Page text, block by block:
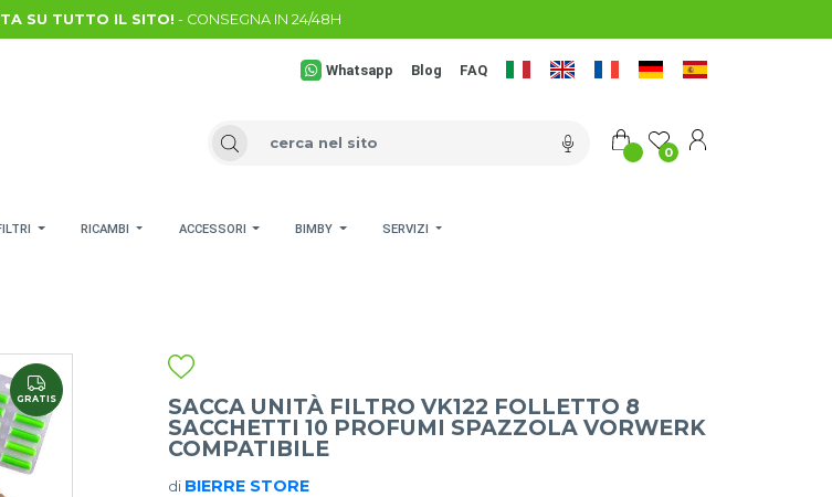
SU TUTTO IL SITO! - CONSEGNA IN 24/48H
Whatsapp Blog FAQ
0
RICAMBI ACCESSORI BIMBY SERVIZI
GRATIS SACCA UNITÀ FILTRO VK122 FOLLETTO 8
SACCHETTI 10 PROFUMI SPAZZOLA VORWERK
COMPATIBILE
di BIERRE STORE